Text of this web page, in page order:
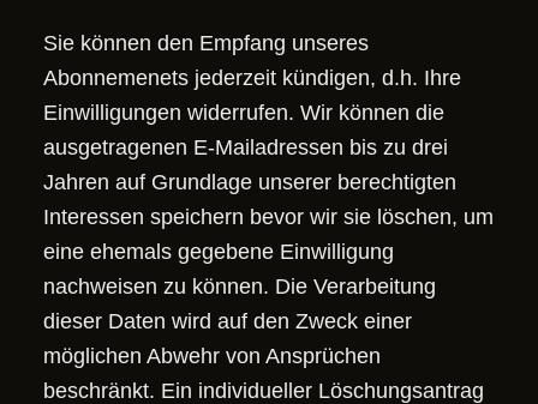
Sie können den Empfang unseres
Abonnemenets jederzeit kündigen, d.h. Ihre
Einwilligungen widerrufen. Wir können die
ausgetragenen E-Mailadressen bis zu drei
Jahren auf Grundlage unserer berechtigten
Interessen speichern bevor wir sie löschen, um
eine ehemals gegebene Einwilligung
nachweisen zu können. Die Verarbeitung
dieser Daten wird auf den Zweck einer
möglichen Abwehr von Ansprüchen
beschränkt. Ein individueller Löschungsantrag